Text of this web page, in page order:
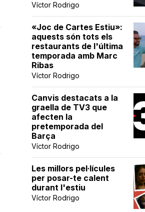
Víctor Rodrigo
«Joc de Cartes Estiu»:
aquests són tots els
restaurants de l'última
temporada amb Marc
Ribas
Víctor Rodrigo
Canvis destacats a la
graella de TV3 que
afecten la
pretemporada del
Barça
Víctor Rodrigo
Les millors pel·lícules
per posar-te calent
durant l'estiu
Víctor Rodrigo